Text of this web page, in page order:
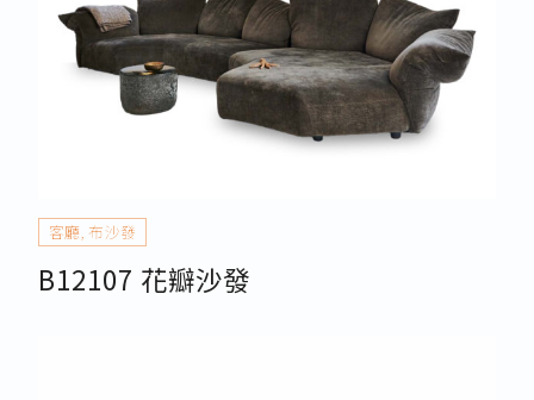
客廳,布沙發
B12107 花瓣沙發